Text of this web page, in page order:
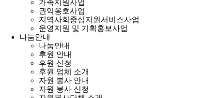
가족지원사업
권익옹호사업
지역사회중심지원서비스사업
운영지원 및 기획홍보사업
나눔안내
나눔안내
후원 안내
후원 신청
후원 업체 소개
자원 봉사 안내
자원 봉사 신청